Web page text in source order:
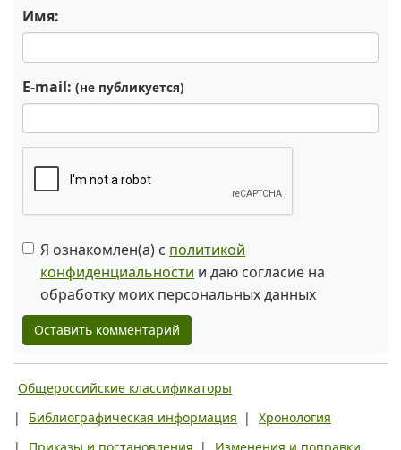
Имя:
E-mail: (не публикуется)
Я ознакомлен(а) с политикой
конфиденциальности и даю согласие на
обработку моих персональных данных
Оставить комментарий
Общероссийские классификаторы
|
Библиографическая информация |
Хронология